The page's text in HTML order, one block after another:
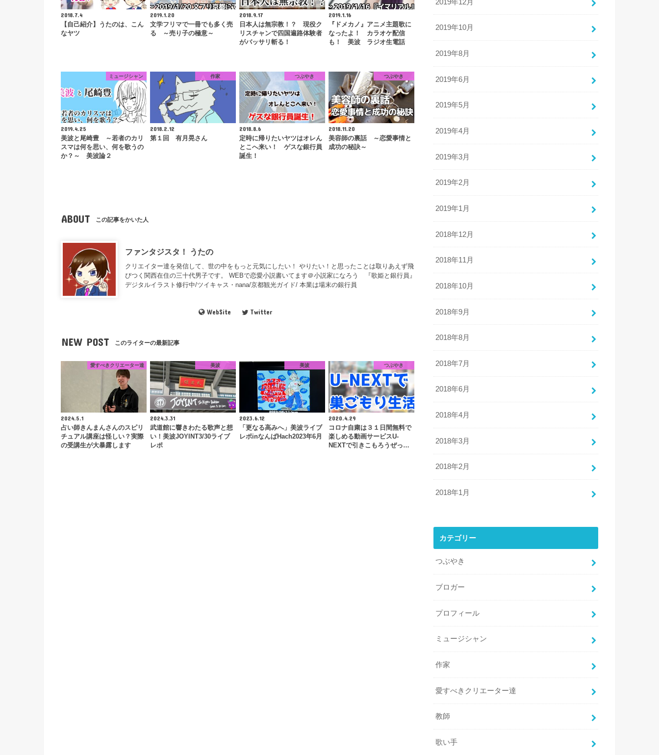
2018.7.4
【自己紹介】うたのは、こん
なヤツ
2019.1.20
文学フリマで一冊でも多く売
る ～売り子の極意～
2018.9.17
日本人は無宗教！？ 現役ク
リスチャンで四国遍路体験者
がバッサリ斬る！
2019.1.16
『ドメカノ』アニメ主題歌に
なったよ！ カラオケ配信
も！ 美波 ラジオ生電話
ミュージシャン
2019.4.25
美波と尾崎豊 ～若者のカリ
スマは何を思い、何を歌うの
か？～ 美波論２
作家
2018.2.12
第１回 有月晃さん
つぶやき
2018.8.6
定時に帰りたいヤツはオレん
とこへ来い！ ゲスな銀行員
誕生！
つぶやき
2018.11.20
美容師の裏話 ～恋愛事情と
成功の秘訣～
ABOUT この記事をかいた人
ファンタジスタ！ うたの
クリエイター達を発信して、世の中をもっと元気にしたい！ やりたい！と思ったことは取りあえず飛
びつく関西在住の三十代男子です。 WEBで恋愛小説書いてます＠小説家になろう 『歌姫と銀行員』
デジタルイラスト修行中/ツイキャス・nana/京都観光ガイド/ 本業は場末の銀行員
WebSite Twitter
NEW POST このライターの最新記事
愛すべきクリエーター達
2024.5.1
占い師きんまんさんのスピリ
チュアル講座は怪しい？実際
の受講生が大暴露します
美波
2024.3.31
武道館に響きわたる歌声と想
い！美波JOYINT3/30ライブ
レポ
美波
2023.6.12
「更なる高みへ」美波ライブ
レポinなんばHach2023年6月
つぶやき
2020.4.29
コロナ自粛は３１日間無料で
楽しめる動画サービスU-
NEXTで引きこもろうぜっ…
2019年12月
2019年10月
2019年8月
2019年6月
2019年5月
2019年4月
2019年3月
2019年2月
2019年1月
2018年12月
2018年11月
2018年10月
2018年9月
2018年8月
2018年7月
2018年6月
2018年4月
2018年3月
2018年2月
2018年1月
カテゴリー
つぶやき
ブロガー
プロフィール
ミュージシャン
作家
愛すべきクリエーター達
教師
歌い手